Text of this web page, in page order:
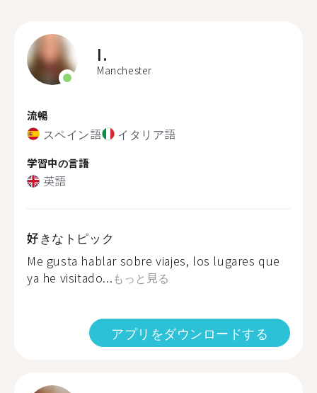
I.
Manchester
流暢
スペイン語 イタリア語
学習中の言語
英語
好きなトピック
Me gusta hablar sobre viajes, los lugares que
ya he visitado...もっと見る
アプリをダウンロードする